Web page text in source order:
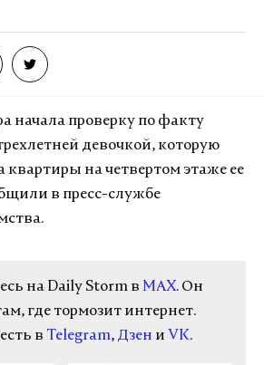
начала проверку по факту
девочкой, которую
квартиры на четвертом этаже ее
в пресс-службе
на Daily Storm в MAX. Он
где тормозит интернет.
в Telegram, Дзен и VK.